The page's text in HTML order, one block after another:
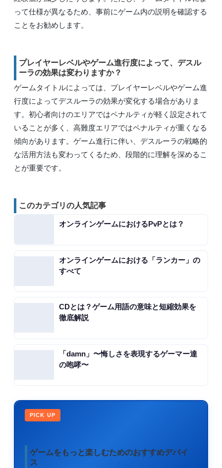
って仕様が異なるため、事前にゲーム内の説明を確認する
ことをお勧めします。
プレイヤーレベルやゲーム進行度によって、デスル
ーラの効果は変わりますか？
ゲームタイトルによっては、プレイヤーレベルやゲーム進
行度によってデスルーラの効果が変化する場合がありま
す。初心者向けのエリアではペナルティが軽く設定されて
いることが多く、高難度エリアではペナルティが重くなる
傾向があります。ゲーム進行に伴い、デスルーラの戦略的
な活用方法も変わってくるため、段階的に理解を深めるこ
とが重要です。
このカテゴリの人気記事
オンラインゲームにおけるPvPとは？
オンラインゲームにおける「ランカー」の
すべて
CDとは？ゲーム用語の意味と短縮効果を
徹底解説
「damn」〜悔しさを表現するゲーマー達
の咆哮〜
PICK UP
ゲームをもっと楽しむためのおすすめデバイ
ス